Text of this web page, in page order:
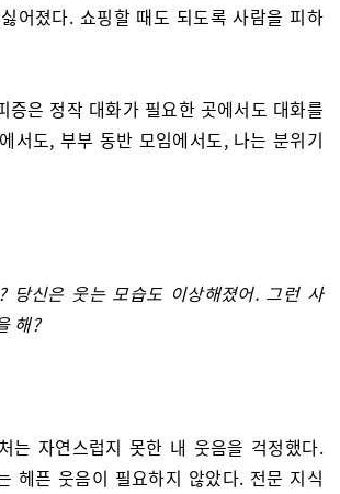
어졌다. 쇼핑할 때도 되도록 사람을 피하
증은 정작 대화가 필요한 곳에서도 대화를
서도, 부부 동반 모임에서도, 나는 분위기
당신은 웃는 모습도 이상해졌어. 그런 사
해?
는 자연스럽지 못한 내 웃음을 걱정했다.
헤픈 웃음이 필요하지 않았다. 전문 지식